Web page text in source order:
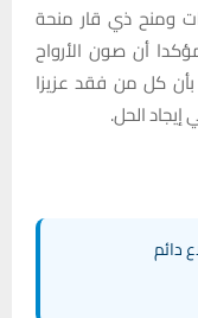
ومنح ذي قار منحة
مؤكدا أن صون الأرواح
بأن كل من فقد عزيزا
الحل.
دائم